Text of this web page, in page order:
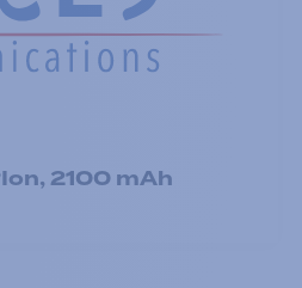
2100 mAh